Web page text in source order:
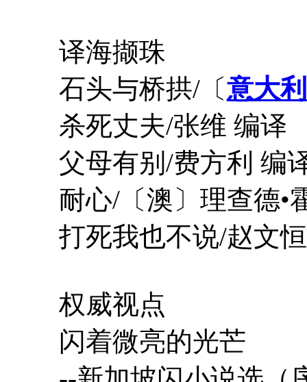
译海撷珠
石头与桥拱/〔意大利
杀死丈夫/张维 编译
父母有别/费方利 编
耐心/〔澳〕理查德•
打死我也不说/赵文恒
权威视点
闪着微亮的光芒